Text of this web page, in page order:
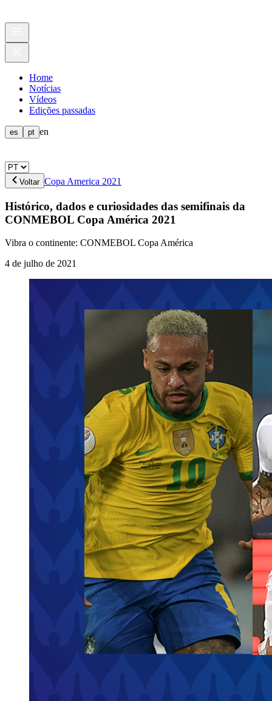
Home
Notícias
Vídeos
Edições passadas
es pt en
Voltar Copa America 2021
Histórico, dados e curiosidades das semifinais da
CONMEBOL Copa América 2021
Vibra o continente: CONMEBOL Copa América
4 de julho de 2021